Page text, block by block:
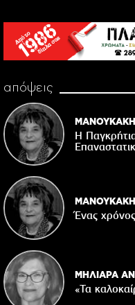
απόψεις
Η
Ένας
ΜΗΛΙΑΡΑ
«Τα